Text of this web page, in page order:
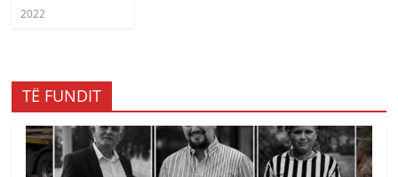
2022
TË FUNDIT